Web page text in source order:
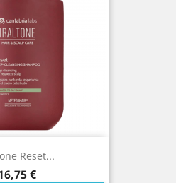
Reset...
€